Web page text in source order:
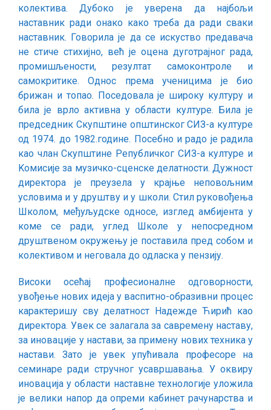
колектива. Дубоко је уверена да најбољи
наставник ради онако како треба да ради сваки
наставник. Говорила је да се искуство предавача
не стиче стихијно, већ је оцена дуготрајног рада,
промишљености, резултат самоконтроле и
самокритике. Однос према ученицима је био
брижан и топао. Поседовала је широку културу и
била је врло активна у области културе. Била је
председник Скупштине општинског СИЗ-а културе
од 1974. до 1982.године. Посебно и радо је радила
као члан Скупштине Републичког СИЗ-а културе и
Kомисије за музичко-сценске делатности. Дужност
директора је преузела у крајње неповољним
условима и у друштву и у школи. Стил руковођења
Школом, међуљудске односе, изглед амбијента у
коме се ради, углед Школе у непосредном
друштвеном окружењу је поставила пред собом и
колективом и неговала до одласка у пензију.
Високи осећај професионалне одговорности,
увођење нових идеја у васпитно-образивни процес
карактеришу сву делатност Надежде Ћирић као
директора. Увек се залагала за савремену наставу,
за иновације у настави, за примену нових техника у
настави. Зато је увек упућивала професоре на
семинаре ради стручног усавршавања. У оквиру
иновација у области наставне технологије уложила
је велики напор да опреми кабинет рачунарства и